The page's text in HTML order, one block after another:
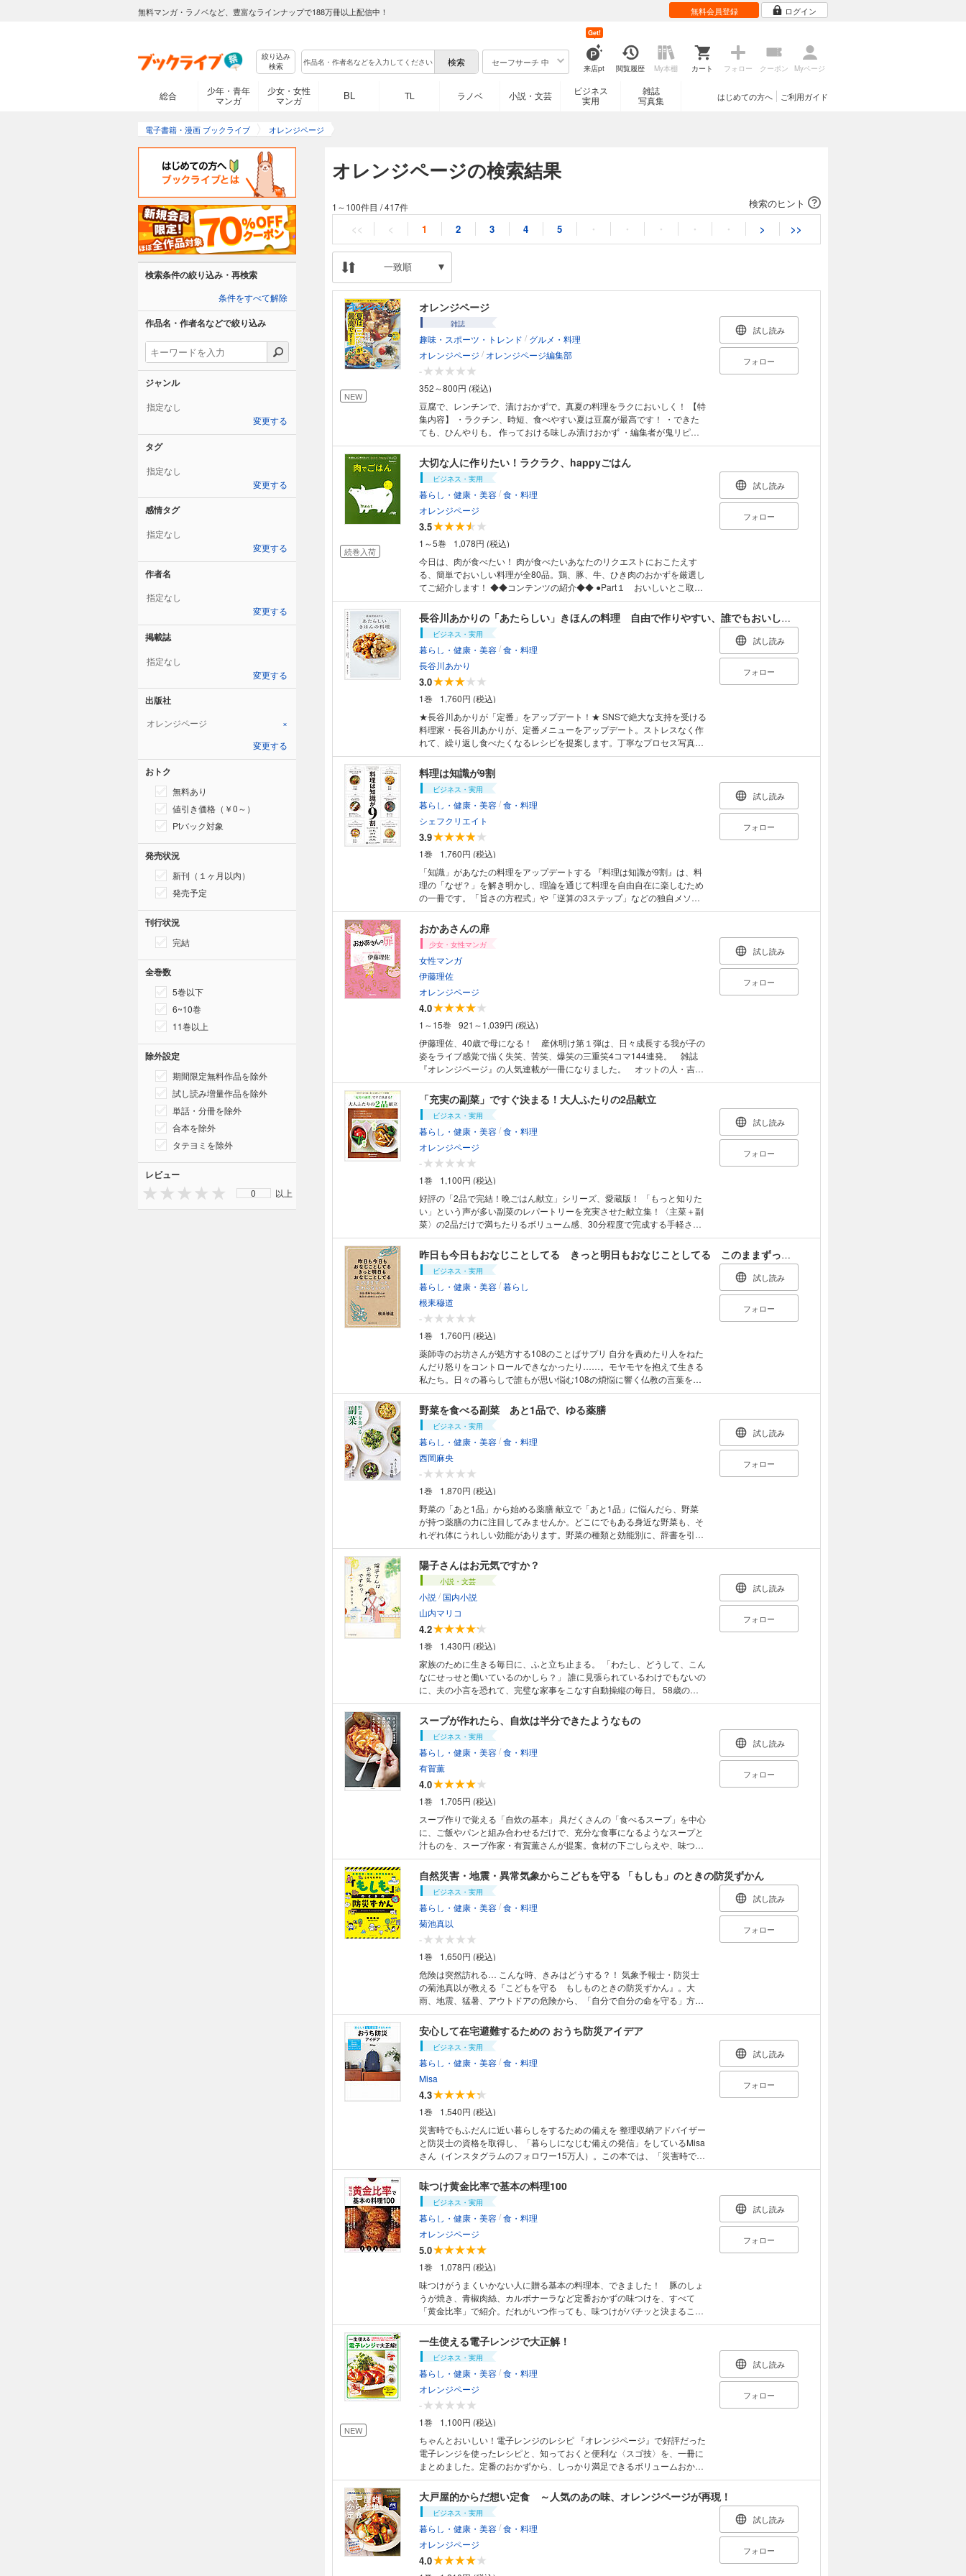
無料マンガ・ラノベなど、豊富なラインナップで188万冊以上配信中！ 無料会員登録 ログイン
絞り込み
検索
セーフサーチ 中
来店pt
Get!
閲覧履歴 My本棚 カート フォロー クーポン Myページ
総合
少年・青年
マンガ
少女・女性
マンガ
BL TL ラノベ 小説・文芸
ビジネス
実用
雑誌
写真集
ご利用ガイド
はじめての方へ
電子書籍・漫画 ブックライブ オレンジページ
オレンジページの検索結果
検索のヒント
1～100件目 /417件
<< < 1 2 3 4 5 ・ ・ ・ ・ ・ > >>
一致順
NEW
オレンジページ
雑誌
趣味・スポーツ・トレンド / グルメ・料理
オレンジページ / オレンジページ編集部
-
352～800円 (税込)
豆腐で、レンチンで、漬けおかずで。真夏の料理をラクにおいしく！ 【特
集内容】 ・ラクチン、時短、食べやすい夏は豆腐が最高です！ ・できた
ても、ひんやりも。 作っておける味しみ漬けおかず ・編集者が鬼リピ！
レンチンHITレシピ15 ・猛暑の日焼け、乾燥肌を救う 冷やし美白＆満タン
保湿 ・おいしさ、ますます進化中！ 今どき「冷凍食品」トピックス ・ア
レンジ自由自在！ 冷凍すいかで真夏のデザート ・食べたことない濃厚
味！ 話題の「ブラックキーマカレー」にトライ ・5人の人気フーディスト
(R) 夏野菜のおかず＆おつまみ 【連載】 「箸が止まらぬおいしさ。干しき
ゅうりのポリポリ漬け／週末楽しむ小さな手しごと」「栗原心平のトリセ
ツ！」「角田光代さん／ちょっと角の酒屋まで」「あなたに合う本、おす
すめします。世話焼きな本屋さん」「どうする？ どうなる？ 老後の4K」
「お金にもっと強くなる！くらしのマネー学園」「鏡リュウジの星からの
エール」「続けやすいから、体が変わる！ 1日1分ストレッチ」「長谷川
あかりの晩ごはんロードマップ」「シンプルだから基本のお菓子の黄金比
率／パンナコッタ」「3stepでアガる私に 令和のアプデ美容」「しょ～こ
のかろやかな暮らし」「気になるあの人／伊藤沙莉さん」「植松良枝×オ
レンジページ〈うまくいくふた〉」「コンポストと暮らす、楽しむ12カ
月」「伊藤理佐さん／おかあさんの扉」「うちのニャンコ。」など 特別付
録／「献立に困らない。ほぼ20分で完成！ Today's Cooking」 ---------------
-------- ＼電子版限定特典 おトク素材でCooking トマトで絶好調！／ ●人気
のトマトメニューBest5 トマトソーススパゲティ／ガーリックチキンフレ
ッシュトマトソース／トマトと牛肉のカレー／なす入りハンバーグのトマ
ト煮込み／めかじきとプチトマトのガーリックバター炒め ●肉と魚介の大
満足おかず プチトマトとピーマンの麻婆風／鶏肉とかぶのトマト煮／トマ
トと牛肉のチャイニーズ炒め／ごぼうとエリンギの牛肉巻きトマト煮／鶏
肉の和風トマト煮／豚肉とミックスビーンズのピリ辛トマト煮／大根とソ
ーセージのトマトスープ煮／トマトとベーコンのソテー／プチトマトとひ
き肉の中華炒め卵のせ／鮭とプチトマトのオリーブオイル煮／いわしとな
すのトマト煮／オクラとえびのスパイシートマト煮／トマトとえびのにん
にく風味炒め／めかじきのトマト煮／たらのトマトシチュー／鯛のソテー
プチトマトソース／さわらのトマトチーズソテー ●おうちでトマトケチャ
ップを手作り 基本のトマトケチャップ／ピリ辛ケチャップ／スイートハニ
ーケチャップ ●トマトたっぷりご飯と麺 トマト炒めかけオムレツご飯／ト
マトと大豆のキーマカレー／トマトと牛肉の甘辛炒めご飯／トマトとたこ
の炒めかけご飯／梅風味のトマトあえ麺／トマトの冷製スパゲティ／青梗
菜とえびのトマトチリソーススパゲティ／ピーマンとベーコンのトマトク
リームスパゲティ／菜の花とえびのトマトスパゲティ ●簡単サラダ＆あえ
もの まるごとトマトのサラダ／カリカリ豚バラのトマトサラダ／トマトと
ほうれん草のヨーグルトサラダ／トマトのアンチョビードレッシングがけ
／トマトとアボカドのサラダ／トマトとわかめの中華風あえ／トマトのナ
ムル風／トマトのおろしあえ／プチトマトとピーマンのカレーコールスロ
ー／トマトと揚げだまの酢のもの／プチトマトのしょうがあえ／プチトマ
トときゅうりの搾菜あえ／トマトと豆のサラダ ※定価、ページ表記は紙版
のものです。一部記事・ 写真・付録は電子版に掲載しない場合がありま
す。
試し読み
フォロー
続巻入荷
大切な人に作りたい！ラクラク、happyごはん
ビジネス・実用
暮らし・健康・美容/食・料理
オレンジページ
3.5
1～5巻
1,078円 (税込)
今日は、肉が食べたい！ 肉が食べたいあなたのリクエストにおこたえす
る、簡単でおいしい料理が全80品。鶏、豚、牛、ひき肉のおかずを厳選し
てご紹介します！ ◆◆コンテンツの紹介◆◆ ●Part１ おいしいとこ取
り！満足ごはん。 〈鶏肉〉鶏もも肉のパリパリ焼き／鶏のから揚げ 香味
しょうゆだれ／鶏の白ワイン煮／ダッカルビ／鶏の黒こしょう煮／卵ごろ
もの鶏のふわふわ揚げ 〈豚肉〉ポークチョップ／酢豚／豚肉とほうれん草
のクリームグラタン／豚肉の辛みみそのせグリル／アスパラ、ポテトロー
ルのトマト煮 〈牛肉〉焼き肉／牛肉とセロリ、ブロッコリーのオイスター
ソース炒め／ハヤシライス 〈ひき肉〉煮込みハンバーグ／マーボーなす／
つくねの照り焼き／揚げ春巻き ●Part２ リッチなおいしさ、ごちそうご
はん。 豚肩ロースのガーリック焼き／ペッパーステーキ／欧風チキンカレ
ー／豚スペアリブのマーマレード煮 ●Part３ 心がなごむ、煮ものでごは
ん。 牛肉と大根のじっくり煮／鶏肉だんごの煮もの／揚げ豚肉のみぞれ煮
／鶏骨つき肉とごぼうの酢煮／豚バラ肉と豆腐のみそ煮／鶏手羽と大豆の
中国風煮込み／豚肉と玉ねぎの梅煮／牛肉としめじのしぐれ煮 ●展開自在
のゆで豚・蒸し鶏・鶏そぼろ ●肉のおかずに添えたい、野菜の汁もの
●「もったいない！」から生まれたレシピ ※価格、ページ表記は紙版のも
のです。一部記事・写真・付録は電子版に掲載しない場合があります。
試し読み
フォロー
長谷川あかりの「あたらしい」きほんの料理 自由で作りやすい、誰でもおいしくできる。
ビジネス・実用
暮らし・健康・美容/食・料理
長谷川あかり
3.0
1巻
1,760円 (税込)
★長谷川あかりが「定番」をアップデート！★ SNSで絶大な支持を受ける
料理家・長谷川あかりが、定番メニューをアップデート。ストレスなく作
れて、繰り返し食べたくなるレシピを提案します。丁寧なプロセス写真つ
きで初心者でもうまくいく工夫がいっぱいです。 《コンテンツの紹介》
【PART１ minimal】 材料や調味料が少ないからやる気がおきる ・鶏のか
ら揚げ／から揚げ＋野菜だれ ・肉野菜炒め／豚肉とキャベツのみそ炒め
・肉じゃが／牛丼 ・春巻き／えびとれんこんのスティック春巻き ・トマ
トソースパスタ／さきいか入りペンネアラビアータ ・ニース風サラダ／簡
単ポテサラ ・豚しゃぶ鍋／シメのそば 【PART２ light】 軽い味わいだか
ら、くり返し作りたくなる ・クリームシチュー／シチューに合うご飯2種
・麻婆豆腐／麻婆麺 ・チキンカレー／あさりの冷やしカレー ・ポークソ
テー／ねぎソースのポークソテー ・豚の角煮／煮汁でフォー風にゅうめん
・豚のしょうが焼き／塩レモンしょうが焼き ・アクアパッツァ／白身魚の
湯煮 ・青椒肉絲／パプリカとバジルでガパオライス風 【PART３
shortcut】 面倒なことを省いても、満足度は変わらない ・ハンバーグ／ピ
ーマンの肉詰め ・餃子／水餃子 ・ビビンバ／キンパ ・メンチカツ／サー
モンコロッケ ・あじの南蛮漬け／鶏胸肉とかぼちゃの南蛮漬け ・混ぜず
し／しめさばと薬味の混ぜずし ・チキングラタン／ささ身とにんじんのグ
ラタン 【PART４ plus α】 コレを入れたらもっと好きな味になった ・鶏
の照り焼き／鶏肉のチリソース風 ・ハヤシライス／にんじんご飯 ・ラタ
トゥイユ／ピザ風トースト ・卵サンド／ホットサンド ・鶏つくね／中華
風豚つくね 【PART５ change】 発想を変えてみると、料理は案外うまく
いく ・オムレツ／納豆オムレツ ・白あえ／ほうれん草のおひたし ・棒棒
鶏／鶏のゆで汁でかきたまスープ ・豚肉の冷しゃぶ／豚肉とほうれん草の
豆乳おひたし ・チキンソテー／サラダチキンとアボカドのサラダ
〈COLUMN〉 春の定番 オムライス／オムレツのせご飯 夏の定番 そうめ
ん／きゅうりとツナのつけ麺 秋の定番 炊き込みご飯／ひき肉とれんこん
の炊き込みご飯 冬の定番 豚汁／かぶだけ豚汁 ※定価、ページ表記は紙版の
試し読み
フォロー
料理は知識が9割
ビジネス・実用
暮らし・健康・美容/食・料理
シェフクリエイト
3.9
1巻
1,760円 (税込)
「知識」があなたの料理をアップデートする 『料理は知識が9割』は、料
理の「なぜ？」を解き明かし、理論を通じて料理を自由自在に楽しむため
の一冊です。「旨さの方程式」や「逆算の3ステップ」などの独自メソッ
ドを駆使し、レシピに頼らず自分の感性で美味しさを追求する力を育てま
す。塩味と旨味の関係、温度管理の重要性、食材選びと調理法の効果的な
活用法など、科学的な知識と実践的なテクニックを豊富に解説。これから
料理を学ぶ方から、さらに腕を磨きたい方まで、すべての料理好きに贈
る、究極のガイドブックです。 《コンテンツの紹介》 【CHAPTER 01】
料理は知識が９割 【CHAPTER 02】旨さを決める方程式 【CHAPTER
03】味の特徴を理解する 【CHAPTER 04】個性を演出する風味の使い方
【CHAPTER 05】おいしさを生み出す食感の工夫 【CHAPTER 06】完成
度を高める温度の法則 【CHAPTER 07】逆算の3ステップメソッド
【CHAPTER 08】レベルを一段上げる旨味の法則 【CHAPTER 09】素材
を活かす塩の法則 【CHAPTER 10】世界一長いハンバーグのレシピ ※定
価、ページ表記は紙版のものです。一部記事・ 写真・付録は電子版の掲載
がない場合があります。
試し読み
フォロー
おかあさんの扉
少女・女性マンガ
女性マンガ
伊藤理佐
オレンジページ
4.0
1～15巻
921～1,039円 (税込)
伊藤理佐、40歳で母になる！ 産休明け第１弾は、日々成長する我が子の
姿をライブ感覚で描く失笑、苦笑、爆笑の三重笑4コマ144連発。 雑誌
『オレンジページ』の人気連載が一冊になりました。 オットの人・吉田
戦車さんの書きおろしコラム「おとうさんの扉」5本つき。
試し読み
フォロー
「充実の副菜」ですぐ決まる！大人ふたりの2品献立
ビジネス・実用
暮らし・健康・美容/食・料理
オレンジページ
-
1巻
1,100円 (税込)
好評の「2品で完結！晩ごはん献立」シリーズ、愛蔵版！ 「もっと知りた
い」という声が多い副菜のレパートリーを充実させた献立集！〈主菜＋副
菜〉の2品だけで満ちたりるボリューム感、30分程度で完成する手軽さな
ど、こだわりぬいてレシピを選出しました。 ◆◆コンテンツの紹介◆◆
●PART１ 大好きおかずで晩ごはん 厚切り豚のしょうが焼き＋トマトとオ
クラのおひたし／そら豆とえびのかき揚げ＋新玉ねぎとツナの和風サラダ
／れんこんハンバーグ＋小松菜と油揚げの煮びたし／鶏のから揚げ ねぎソ
ース＋和風にんじんサラダ／さっぱり麻婆春雨＋スナップえんどうと油揚
げのおかかあえ／ゴーヤーのみそチャンプルー＋蒸しなすのごま酢あえ／
さばの香り竜田揚げ＋かぶの甘酢漬け／シュウマイ風肉だんご＋わかめと
汁／ねぎ入りとんカツ＋アスパラとハムのサラダ ●PART２ 野菜たっぷり
のラク早献立 簡単ほくほく肉じゃが＋キャベツといんげんのピリ辛あえ／
トマトと鶏肉のチリソース＋きゅうりとザーサイのあえもの／キャベツと
鶏肉の甘辛煮＋長いものたらこマヨあえ／ほうれん草と豚肉の卵炒め＋大
根とにんじんの中華風甘酢あえ／長いもとハムの春巻き＋いんげんと豚肉
の田舎煮／なすとひき肉のピリ辛炒め＋にらと春雨のスープ／ごぼうと豚
肉のみそ炒め＋春菊としらすのサラダ／小松菜とえびのクリーム煮＋ごぼ
うとベーコンのしょうゆ炒め／かぶと鶏肉のバターしょうゆ炒め＋ほうれ
ん草のごまあえ ●PART３ 肉＆魚が主役のバランス献立 照り焼きチキン＋
レタスとにんじんの和風サラダ／豚肉のロールステーキ＋かぶと豆腐の和
風スープ／鶏肉とブロッコリーのチーズ焼き＋大根と帆立てのサラダ／豚
ークカツ＋じゃがいもの簡単ポタージュ／牛肉とねぎのソース炒め＋オク
ラとめかぶの甘酢あえ／枝豆入りチキンナゲット＋水菜と香味野菜のサラ
ダ／肉だんごの酢豚＋かぶと桜えびのさっと煮／かつおのたたきサラダ＋
じゃがいもとベーコンのスープ／さばのごま焼き＋白菜とさつま揚げのさ
っと煮／鮭とじゃがいものみそ炒め＋コーン入り卵スープ／鮭の焼きロー
ルキャベツ＋里いものポテトサラダ／ぶりの照り焼き＋スナップえんどう
のごまあえ／たらのから揚げ おろしあんかけ＋小松菜とちくわのさっと煮
●PART４ 豆腐＆厚揚げでおかず上手 豆腐の中華風うま煮＋れんこんのご
まマヨサラダ／豆腐のえびのせピカタ＋ピーマンとしめじの炒めもの／豆
腐と豚肉の梅おかか炒め＋わかめ入りかきたま汁／厚揚げのそぼろ煮＋根
三つ葉と桜えびのさっと炒め／厚揚げと青梗菜のオイスターソース煮＋た
ことセロリの塩炒め／厚揚げのポークチャップ風＋ブロッコリーのたらこ
あえ ●PART５ ご飯＆麺は強い味方 韓国風そぼろ丼＋大根ときゅうりのピ
リ辛みそあえ／アボカドとかにかまの簡単ちらし＋豆腐と青ねぎのすまし
汁／大豆のドライカレー＋キャベツと玉ねぎのしょうがみそ汁／鶏肉とれ
んこんの炊き込みご飯＋たたききゅうりの梅肉ツナあえ／豚キムチの堅焼
きそば＋わけぎと卵のスープ／ごまだれうどん＋レタスのカリカリじゃこ
がけ／ほうれん草と卵のスパゲティ＋大根とツナのサラダ ・作りやすくて
おいしい！王道副菜の新定番 ・緑黄色野菜でシンプル副菜 ・火を使わな
い 簡単副菜 ・おつまみにもなる ちょっとボリューム副菜 ・具だくさん汁
もの ※定価、ページ表記は紙版のものです。一部記事・写真・付録は電子
版に掲載しない場合があります。 ※本書は2015年刊行の『もっと2品で完
結！晩ごはん献立』の内容を一部改訂し、再編集したものです。
試し読み
フォロー
昨日も今日もおなじことしてる きっと明日もおなじことしてる このままずっと変わらないの？奈良・薬師寺のお坊さんが処方する108のことばサプリ
ビジネス・実用
暮らし・健康・美容/暮らし
根耒穆道
-
1巻
1,760円 (税込)
薬師寺のお坊さんが処方する108のことばサプリ 自分を責めたり人をねた
んだり怒りをコントロールできなかったり……。モヤモヤを抱えて生きる
私たち。日々の暮らしで誰もが思い悩む108の煩悩に響く仏教の言葉を、
日本有数の古寺・薬師寺の若手僧侶が自らの体験を交えて伝えます。心に
じわっと広がる安堵感を体感して。 《コンテンツの紹介》 【第1章】もっ
ともっと系煩悩 貪欲 【第2章】イライラ系煩悩 瞋恚 【第3章】グチグ
チ系煩悩 愚痴 【第4章】モヤモヤ系煩悩 疑・慢・悪見 ※定価、ページ
表記は紙版のものです。一部記事・ 写真・付録は電子版に掲載しない場合
があります。
試し読み
フォロー
野菜を食べる副菜 あと1品で、ゆる薬膳
ビジネス・実用
暮らし・健康・美容/食・料理
西岡麻央
-
1巻
1,870円 (税込)
野菜の「あと1品」から始める薬膳 献立で「あと1品」に悩んだら、野菜
が持つ薬膳の力に注目してみませんか。どこにでもある身近な野菜も、そ
れぞれ体にうれしい効能があります。野菜の種類と効能別に、辞書を引く
ように副菜レシピが選べる１冊です。 ◆◆コンテンツの紹介◆◆
●CHAPTER 1 実を食べる野菜で トマト／ズッキーニ／アボカド／きゅ
うり／ゴーヤー／なす／とうもろこし／さや豆／かぼちゃ／オクラ／枝豆
／そら豆／パプリカ／ピーマン ●CHAPTER 2 芽・茎・葉・花を食べる
野菜で アスパラガス／ブロッコリー／玉ねぎ／セロリ／ねぎ／春菊／にら
／カリフラワー／レタス／白菜／ケール／菜の花／キャベツ／ブロッコリ
ースプラウト／豆苗／ほうれん草／小松菜 ●CHAPTER 3 根を食べる野
菜・いも類で にんじん／ごぼう／じゃがいも／さつまいも／かぶ／大根／
長いも／里いも／ビーツ／れんこん ●副菜はこれでもっと豊かになる ・果
物と野菜の組み合わせが好き ・香味野菜を取り入れる ・きのこを味方に
つける ●COLUMN ・季節の養生 その１「春」 ・季節の養生 その２「夏・
梅雨」 ・季節の養生 その３「秋・冬」 ※価格、ページ表記は紙版のもので
す。一部記事・写真・付録は電子版に掲載しない場合があります。
試し読み
フォロー
陽子さんはお元気ですか？
小説・文芸
小説 / 国内小説
山内マリコ
4.2
1巻
1,430円 (税込)
家族のために生きる毎日に、ふと立ち止まる。 「わたし、どうして、こん
なにせっせと働いているのかしら？」 誰に見張られているわけでもないの
に、夫の小言を恐れて、完璧な家事をこなす自動操縦の毎日。 58歳の専
業主婦・陽子さんの平穏な日常は、一人息子が連れてきた彼女みやちゃん
によって一変する。「俺様」な息子の態度に直面したとき、30年間夫の顔
色をうかがい、お利口な〈黒子〉として生きてきた陽子さんの心に、初め
て強烈な違和感が芽生え…。 当たり前のように家族を支えてきた日々の愛
おしさと、その裏にある寂しさにそっと光をあてる、「あなた」の心に深
く寄り添う物語。 ※価格、ページ表記は紙版のものです。一部記事・写
真・付録は電子版に掲載しない場合があります。
試し読み
フォロー
スープが作れたら、自炊は半分できたようなもの
ビジネス・実用
暮らし・健康・美容/食・料理
有賀薫
4.0
1巻
1,705円 (税込)
スープ作りで覚える「自炊の基本」 具だくさんの「食べるスープ」を中心
に、ご飯やパンと組み合わせるだけで、充分な食事になるようなスープと
汁ものを、スープ作家・有賀薫さんが提案。食材の下ごしらえや、味つけ
の加減など、スープを作ることで「自炊の基本」ともいえるスキルや知識
が身につく一冊です。 《コンテンツの紹介》 【第1章】 みそ汁が作れた
ら、自炊は半分できたようなもの ・「おかずみそ汁」とご飯さえあればい
い ・野菜たっぷりみそ汁が健康のお守り ・いろいろ野菜と油揚げのみそ
汁 ・チンゲンサイともやし、かにかまのみそ汁 ・ブロッコリーとベーコ
ンのみそ汁 ・みそ汁をとことん楽しもう 【第2章】 おはようのクイックス
ープで目を覚まそう ・「注ぐだけスープ」で体を温める ・「レンジスー
ライパンでパパッとカレースープ ・毎日でも食べられる、さらさらカレー
スープ ・ルウで作る、とろみカレースープ ・シーフードカレーも気軽に
楽しむ 【第4章】体ポカポカ！おなかも満足のとろみスープ ・とろみでス
ープはさらにおいしくなる ・「スープかけご飯」でサラッと食べる ・
「あんかけご飯」でおなかを満たす 【第5章】パンとスープで、幸せな気
持ちになる ・パン入りスープでまんぷく、満足 ・クリームスープで心を
満たす ・パンとポタージュは、やっぱり最高 【第6章】豚汁の具は野菜1
つでもなんとかなる ・野菜1つでエブリデイ豚汁！ ・豚肉＋具2つで無限
に広がる豚汁の楽しみ ・王道の豚汁を作ってみよう 【第7章】休日に作り
たいごちそうスープ ・かたまり肉で「塩豚」を作ってみる ・肉だんごマ
スターになろう！ ・プロの味「チキンスープ」に挑戦 【第8章】不足しが
ちな栄養はスープでとる わかめときゅうりのさっぱりスープ／めかぶと長
いものとろとろスープ／さば缶と焼きねぎのスープ／オイルサーディンと
トマトのスープ／押し麦とブロッコリーのミルクスープ／玄米の青菜がゆ
／しらすとキャベツのスープ／煮干しと豆もやしのキムチスープ／えのき
とサラダチキンのサンラータン／まいたけとレタスのシャキシャキスープ
／ツナと豆のクリームチャウダー／がんものコンソメスープ ※定価、ペー
ジ表記は紙版のものです。一部記事・ 写真・付録は電子版に掲載しない場
合があります。
試し読み
フォロー
自然災害・地震・異常気象からこどもを守る 「もしも」のときの防災ずかん
ビジネス・実用
暮らし・健康・美容/食・料理
菊池真以
-
1巻
1,650円 (税込)
危険は突然訪れる… こんな時、きみはどうする？！ 気象予報士・防災士
の菊池真以が教える『こどもを守る もしものときの防災ずかん』。大
雨、地震、猛暑、アウトドアの危険から、「自分で自分の命を守る」方法
をイラストで楽しく解説。「雷しゃがみ」や「水中で足がつったときの対
処法」「クマに出会ったときには」など、もしもの時の準備をしておける
一冊です。 《コンテンツの紹介》 ●第１章 天気の現象編 ・災害級の大雨
を降らす、やばい「雲」はコレだ！ ・家のまわりが水びたしに！避難でき
る「水の深さ」は？ ・避難所へ行くときは、大雨でも「長靴」はNG！ ・
避難所に行けないときは、「上」を目指せ！ ・台風接近中！こどもが手伝
える「準備」リスト ・台風でいちばん「暴風が危険なエリア」はどこ！？
・トイレからゴボゴボと音がしたら、「水のう」で逆流を防ごう ・家を浸
水から守れ！「土のう」で玄関をブロック ・川の水が濁ったら、土砂災害
の危険性あり！ ・台風・大雨の前に必ずハザードマップの確認を！ ・外
で遊んでいたら「雷」が鳴った！どうする！？ ・雷からの逃げ場がない！
緊急時には「雷しゃがみ」を ・家の中にいても、雷は油断できないってホ
ント！？ ・竜巻発生！家の中にいれば大丈夫なの？ ・雪道でも転ばない
安全な歩き方「ペンギン歩き」 ・雪道を走るとき、車に乗る前に確認すべ
きこと ●第２章 地震編 ・帰宅中に大地震発生！「４つの危険」から逃げ
ろ ・海の近くで地震が起きたら、とにかく「高台」へ逃げろ ・家具の転
倒、食器の散乱を防ぐ「耐震グッズ」 ・お風呂でまさかの地震！「洗面
器」で頭を守ろう ・建物に閉じ込められた！ 「3つのSOS」で助けを呼
んで！ ・災害時の連絡に役立つ「171（ 災害用伝言ダイヤル）」 ・もし
も「火山が噴火」したら、どうなる！？ ●第３章 自宅避難・避難所編 ・
停電発生！工夫して「明かり」を生み出す方法 ・断水時のピンチを救う
「非常時トイレ」の作り方 ・給水所から水を運びたい！「ポリタンク」が
ないときは？ ・断水でお湯が出ない！お風呂はどうする！？ ・洗濯機が
使えないときの「簡単洗濯テクニック」 ・災害時にも「ポリ袋クッキン
グ」で温かいご飯を食べよう！ ・「防災バッグ（非常用持ち出し袋）」の
中身、どうする！？ ・避難所生活を乗り切るために知っておきたいこと
・避難所で「心と体を休める」コツ ●第４章 猛暑編 ・おとな、こども、
犬、「いちばん暑い」のは？ ・暑さで気分が悪いときは「ココ」を冷やそ
う ・学校での熱中症対策、自分自身でしっかりと！ ・「すずしい部屋」
の中にいるときも、水分補給は忘れない！ ・熱中症対策は、「5月」から
始めよう ・「熱中症警戒アラート」に目を光らせよう！ ●第５章 アウト
川に流された！どうすればいいの！？ ・海で沖に流されたら、「背浮き」
で救助を待て！ ・水中で「足がつった！」ときの緊急対処法 ・海でクラ
ゲに刺されたら「海水」で傷口を洗う ・目の前でクマと出会ったら、首を
守ってうつぶせに！ ・スズメバチが攻撃してきたら、ダッシュで逃げろ！
・山火事を防ぐために、「たき火」には要注意！ ［コラム］ ・ハザード
マップを確認しよう ・新しい「防災気象情報」の運用が始まる！ ・SNS
の「災害デマ」に惑わされないで ・このまま地球温暖化が進んだら… ・
きみも気象予報士になろう！ ※定価、ページ表記は紙版のものです。一部
記事・ 写真・付録は電子版に掲載しない場合があります。
試し読み
フォロー
安心して在宅避難するための おうち防災アイデア
ビジネス・実用
暮らし・健康・美容/食・料理
Misa
4.3
1巻
1,540円 (税込)
災害時でもふだんに近い暮らしをするための備えを 整理収納アドバイザー
と防災士の資格を取得し、「暮らしになじむ備えの発信」をしているMisa
さん（インスタグラムのフォロワー15万人）。この本では、「災害時でも
ふだんとあまり変わらない暮らしをするための準備」をするために、日々
Misaさんが実践していることを、あますところなくご紹介。自宅に備えた
い暮らしになじむ「備え」のモノ選びから、日常的に食べ続けたい「備え
の食」、在宅避難のために安全に過ごせる部屋づくり、防災意識を高める
ためにやっておきたいワークシートまでついた充実の1冊。素敵なインテ
リアを諦めることなく、安全なわが家づくりに一役買うこと間違いなしで
す！ 《コンテンツの紹介》 【第1章】ふだんの生活で備えたいこと ・いつ
ものバッグにポーチを ・防災リュックは「わが家仕様」で ・防災リュッ
クの「2軍」もおすすめ ・子どもには子どもの備え ・ペットの備えも大切
・肌と体を快適に保つために 【第2章】もしものときも安心して食べたい
《これならできる！ 食品の備蓄》 1：ふだんから食べている常温保存のも
の 2：ふだんから食べている冷凍保存のもの 3：長期保存できるもの ・長
期保存食を食べてみました！ ・調理にひと工夫を 【第3章】在宅避難に備
えよう ・インテリアを安全に楽しむ ・キッチンの防災対策 ・管理しやす
い水のストックって？ ・防災用品の収納にファイルボックスを活用 ・電
気の備えは油断なく ・停電時の寒さ・暑さ対策 ・やっぱり気になるトイ
レの備え ・非常用トイレの使い方 ・寝室の安全を考える ・子ども部屋は
こうしています！ ・車の備えも忘れずに 【第4章】防災への意識を高める
・ハザードマップを確認しよう ・家の中の安全な場所をチェックしよう
きにすること ・みんなの不安、Q&A 【コラム】 ・子どもたちに伝える防
災 ・暮らしと防災を伝える活動 ・親への防災の伝え方 ・防災とエンディ
ングノート ・Misaさんおすすめのグッズ・メーカー一覧 ※定価、ページ表
記は紙版のものです。一部記事・ 写真・付録は電子版に掲載しない場合が
あります。
試し読み
フォロー
味つけ黄金比率で基本の料理100
ビジネス・実用
暮らし・健康・美容/食・料理
オレンジページ
5.0
1巻
1,078円 (税込)
味つけがうまくいかない人に贈る基本の料理本、できました！ 豚のしょ
うが焼き、青椒肉絲、カルボナーラなど定番おかずの味つけを、すべて
「黄金比率」で紹介。だれがいつ作っても、味つけがバチッと決まること
を保証します。 ※定価、ページ表記は紙版のものです。一部記事・写真・
付録は電子版に掲載しない場合があります。
試し読み
フォロー
NEW
一生使える電子レンジで大正解！
ビジネス・実用
暮らし・健康・美容/食・料理
オレンジページ
-
1巻
1,100円 (税込)
ちゃんとおいしい！電子レンジのレシピ 『オレンジページ』で好評だった
電子レンジを使ったレシピと、知っておくと便利な〈スゴ技〉を、一冊に
まとめました。定番のおかずから、しっかり満足できるボリュームおか
ず、1人分のごはん、さらには極上スイーツまで。電子レンジの可能性を
余すことなく詰め込んでいます。 ◆◆コンテンツの紹介◆◆ ●PART１ 電
子レンジで作れる感動！人気おかず レンジ焼き／レンジ炒め／レンジ揚げ
／レンジ煮／レンジ蒸し ●PART２ 肉＆魚介が主役のボリュームおかず
〈豚肉〉お弁当やおつまみにぴったりの「野菜の肉巻き」３種 〈鶏肉〉揚
げて、蒸して、鶏肉のうまみを堪能 〈ひき肉〉ひき肉をまとめて、子ども
も大人も大好きな味に！ 〈魚介〉魚の身を野菜でおおって加熱すれば、ふ
っくら＆しっとり ●PART３ ラクしておいしいあえ麺＆ひと皿ごはん ・レ
試し読み
フォロー
大戸屋的からだ想い定食 ～人気のあの味、オレンジページが再現！
ビジネス・実用
暮らし・健康・美容/食・料理
オレンジページ
4.0
試し読み
フォロー
検索条件の絞り込み・再検索
条件をすべて解除
作品名・作者名などで絞り込み
ジャンル
指定なし
変更する
タグ
指定なし
変更する
感情タグ
指定なし
変更する
作者名
指定なし
変更する
掲載誌
指定なし
変更する
出版社
オレンジページ ×
変更する
おトク
無料あり
値引き価格（￥0～）
Ptバック対象
発売状況
新刊（１ヶ月以内）
発売予定
刊行状況
完結
全巻数
5巻以下
6~10巻
11巻以上
除外設定
期間限定無料作品を除外
試し読み増量作品を除外
単話・分冊を除外
合本を除外
タテヨミを除外
レビュー
0 以上